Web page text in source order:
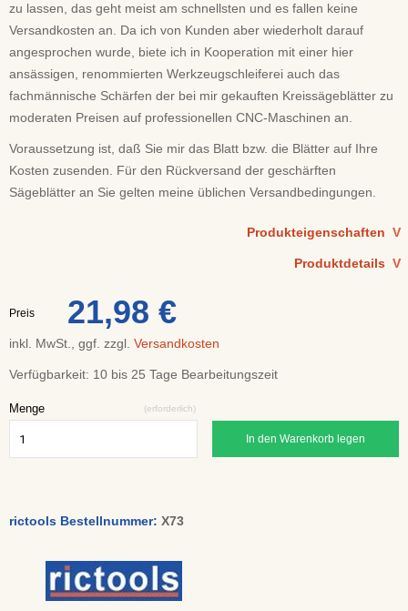
zu lassen, das geht meist am schnellsten und es fallen keine
Versandkosten an. Da ich von Kunden aber wiederholt darauf
angesprochen wurde, biete ich in Kooperation mit einer hier
ansässigen, renommierten Werkzeugschleiferei auch das
fachmännische Schärfen der bei mir gekauften Kreissägeblätter zu
moderaten Preisen auf professionellen CNC-Maschinen an.
Voraussetzung ist, daß Sie mir das Blatt bzw. die Blätter auf Ihre
Kosten zusenden. Für den Rückversand der geschärften
Sägeblätter an Sie gelten meine üblichen Versandbedingungen.
Produkteigenschaften V
Produktdetails V
Preis 21,98 €
inkl. MwSt., ggf. zzgl. Versandkosten
Verfügbarkeit: 10 bis 25 Tage Bearbeitungszeit
Menge (erforderlich)
In den Warenkorb legen
rictools Bestellnummer: X73